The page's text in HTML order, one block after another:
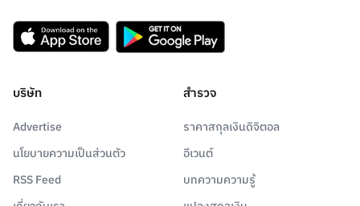
บริษัท
Advertise
นโยบายความเป็นส่วนตัว
RSS Feed
สำรวจ
ราคาสกุลเงินดิจิตอล
อีเวนต์
บทความความรู้